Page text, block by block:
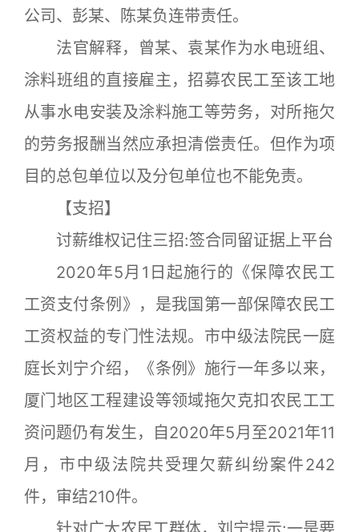
公司、彭某、陈某负连带责任。
法官解释，曾某、袁某作为水电班组、
涂料班组的直接雇主，招募农民工至该工地
从事水电安装及涂料施工等劳务，对所拖欠
的劳务报酬当然应承担清偿责任。但作为项
目的总包单位以及分包单位也不能免责。
【支招】
讨薪维权记住三招:签合同留证据上平台
2020年5月1日起施行的《保障农民工
工资支付条例》，是我国第一部保障农民工
工资权益的专门性法规。市中级法院民一庭
庭长刘宁介绍，《条例》施行一年多以来，
厦门地区工程建设等领域拖欠克扣农民工工
资问题仍有发生，自2020年5月至2021年11
月，市中级法院共受理欠薪纠纷案件242
件，审结210件。